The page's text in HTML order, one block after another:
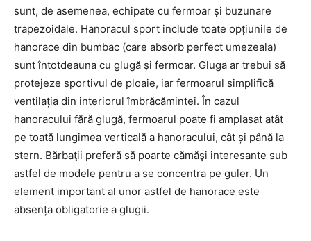
sunt, de asemenea, echipate cu fermoar și buzunare
trapezoidale. Hanoracul sport include toate opțiunile de
hanorace din bumbac (care absorb perfect umezeala)
sunt întotdeauna cu glugă și fermoar. Gluga ar trebui să
protejeze sportivul de ploaie, iar fermoarul simplifică
ventilația din interiorul îmbrăcămintei. În cazul
hanoracului fără glugă, fermoarul poate fi amplasat atât
pe toată lungimea verticală a hanoracului, cât și până la
stern. Bărbaţii preferă să poarte cămăşi interesante sub
astfel de modele pentru a se concentra pe guler. Un
element important al unor astfel de hanorace este
absența obligatorie a glugii.